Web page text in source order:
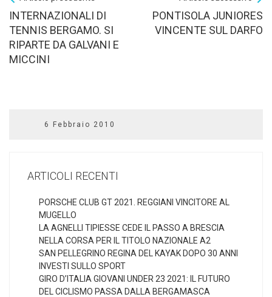
INTERNAZIONALI DI
TENNIS BERGAMO. SI
RIPARTE DA GALVANI E
MICCINI
PONTISOLA JUNIORES
VINCENTE SUL DARFO
6 Febbraio 2010
ARTICOLI RECENTI
PORSCHE CLUB GT 2021. REGGIANI VINCITORE AL
MUGELLO
LA AGNELLI TIPIESSE CEDE IL PASSO A BRESCIA
NELLA CORSA PER IL TITOLO NAZIONALE A2
SAN PELLEGRINO REGINA DEL KAYAK DOPO 30 ANNI
INVESTI SULLO SPORT
GIRO D’ITALIA GIOVANI UNDER 23 2021: IL FUTURO
DEL CICLISMO PASSA DALLA BERGAMASCA